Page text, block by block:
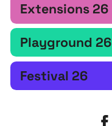
Extensions 26
Playground 26
Festival 26